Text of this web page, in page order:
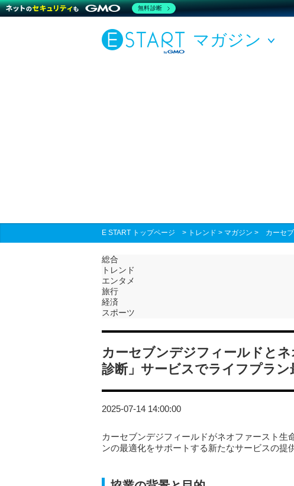
マガジン
E START トップページ > トレンド > マガジン > カーセ
総合
トレンド
エンタメ
旅行
経済
スポーツ
カーセブンデジフィールドと
診断」サービスでライフプラン
2025-07-14 14:00:00
カーセブンデジフィールドがネオファースト
ンの最適化をサポートする新たなサービスの提
無料診断